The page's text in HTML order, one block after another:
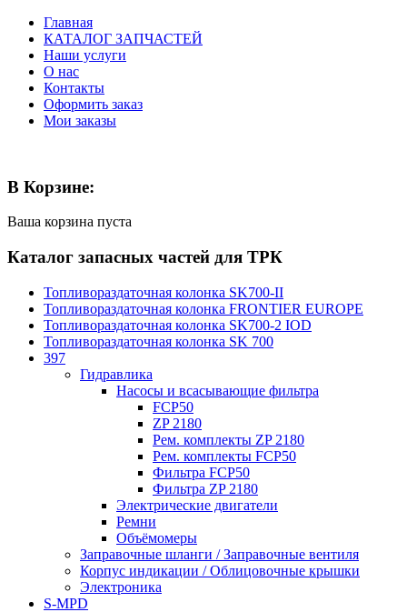
Главная
КАТАЛОГ ЗАПЧАСТЕЙ
Наши услуги
О нас
Контакты
Оформить заказ
Мои заказы
В Корзине:
Ваша корзина пуста
Каталог запасных частей для ТРК
Топливораздаточная колонка SK700-II
Топливораздаточная колонка FRONTIER EUROPE
Топливораздаточная колонка SK700-2 IOD
Топливораздаточная колонка SK 700
397
Гидравлика
Насосы и всасывающие фильтра
FCP50
ZP 2180
Рем. комплекты ZP 2180
Рем. комплекты FCP50
Фильтра FCP50
Фильтра ZP 2180
Электрические двигатели
Ремни
Объёмомеры
Заправочные шланги / Заправочные вентиля
Корпус индикации / Облицовочные крышки
Электроника
S-MPD